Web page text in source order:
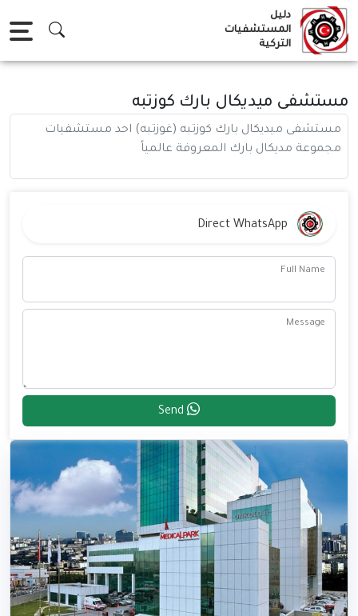
Skip
content
دليل
المستشفيات
التركية
مستشفى ميديكال بارك كوزتبه
مستشفى ميديكال بارك كوزتبه (غوزتبه) احد مستشفيات
مجموعة مديكال بارك المعروفة عالمياً
Full Name
Message